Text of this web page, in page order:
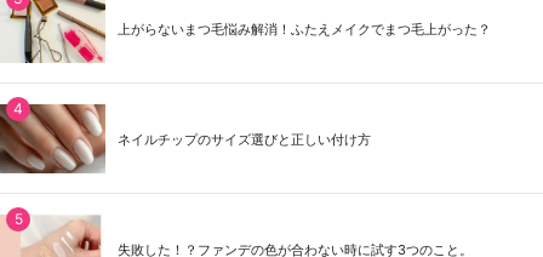
上がらないまつ毛悩み解消！ふたえメイクでまつ毛上がった？
ネイルチップのサイズ選びと正しい付け方
失敗した！？ファンデの色が合わない時に試す3つのこと。